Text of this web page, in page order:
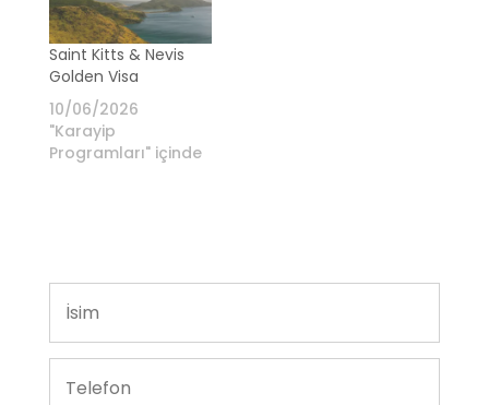
Saint Kitts & Nevis
Golden Visa
10/06/2026
"Karayip
Programları" içinde